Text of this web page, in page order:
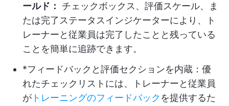
ールド：
チェックボックス、評価スケール、ま
たは完了ステータスインジケーターにより、ト
レーナーと従業員は完了したことと残っている
ことを簡単に追跡できます。
*フィードバックと評価セクションを内蔵：優
れたチェックリストには、トレーナーと従業員
が トレーニングのフィードバック を提供するた